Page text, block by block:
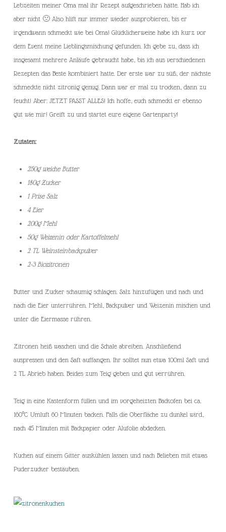
Lebzeiten meiner Oma mal ihr Rezept aufgeschrieben hätte. Hab ich
aber nicht 🙁 Also hlift nur immer wieder ausprobieren, bis er
irgendwann schmeckt wie bei Oma! Glücklicherweise habe ich kurz vor
dem Event meine Lieblingsmischung gefunden. Ich gebe zu, dass ich
insgesamt mehrere Anläufe gebraucht habe, bis ich aus verschiedenen
Rezepten das Beste kombiniert hatte. Der erste war zu süß, der nächste
schmeckte nicht zitronig genug. Dann war er mal zu trocken, dann zu
feucht! Aber: JETZT PASST ALLES! Ich hoffe, euch schmeckt er ebenso
gut wie mir! Greift zu und startet eure eigene Gartenparty!
Zutaten:
250g weiche Butter
180g Zucker
1 Prise Salz
4 Eier
200g Mehl
50g Weizenin oder Kartoffelmehl
2 TL Weinsteinbackpulver
2-3 Biozitronen
Butter und Zucker schaumig schlagen. Salz hinzufügen und nach und
nach die Eier unterrühren. Mehl, Backpulver und Weizenin mischen und
unter die Eiermasse rühren.
Zitronen heiß waschen und die Schale abreiben. Anschließend
auspressen und den Saft auffangen. Ihr solltet nun etwa 100ml Saft und
2 TL Abrieb haben. Beides zum Teig geben und gut verrühren.
Teig in eine Kastenform füllen und im vorgeheizten Backofen bei ca.
160°C Umluft 60 Minuten backen. Falls die Oberfläche zu dunkel wird,
nach 45 Minuten mit Backpapier oder Alufolie abdecken.
Kuchen auf einem Gitter auskühlen lassen und nach Belieben mit etwas
Puderzucker bestäuben.